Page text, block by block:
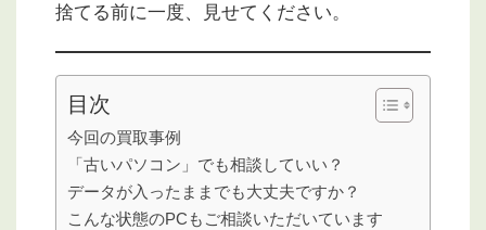
捨てる前に一度、見せてください。
目次
今回の買取事例
「古いパソコン」でも相談していい？
データが入ったままでも大丈夫ですか？
こんな状態のPCもご相談いただいています